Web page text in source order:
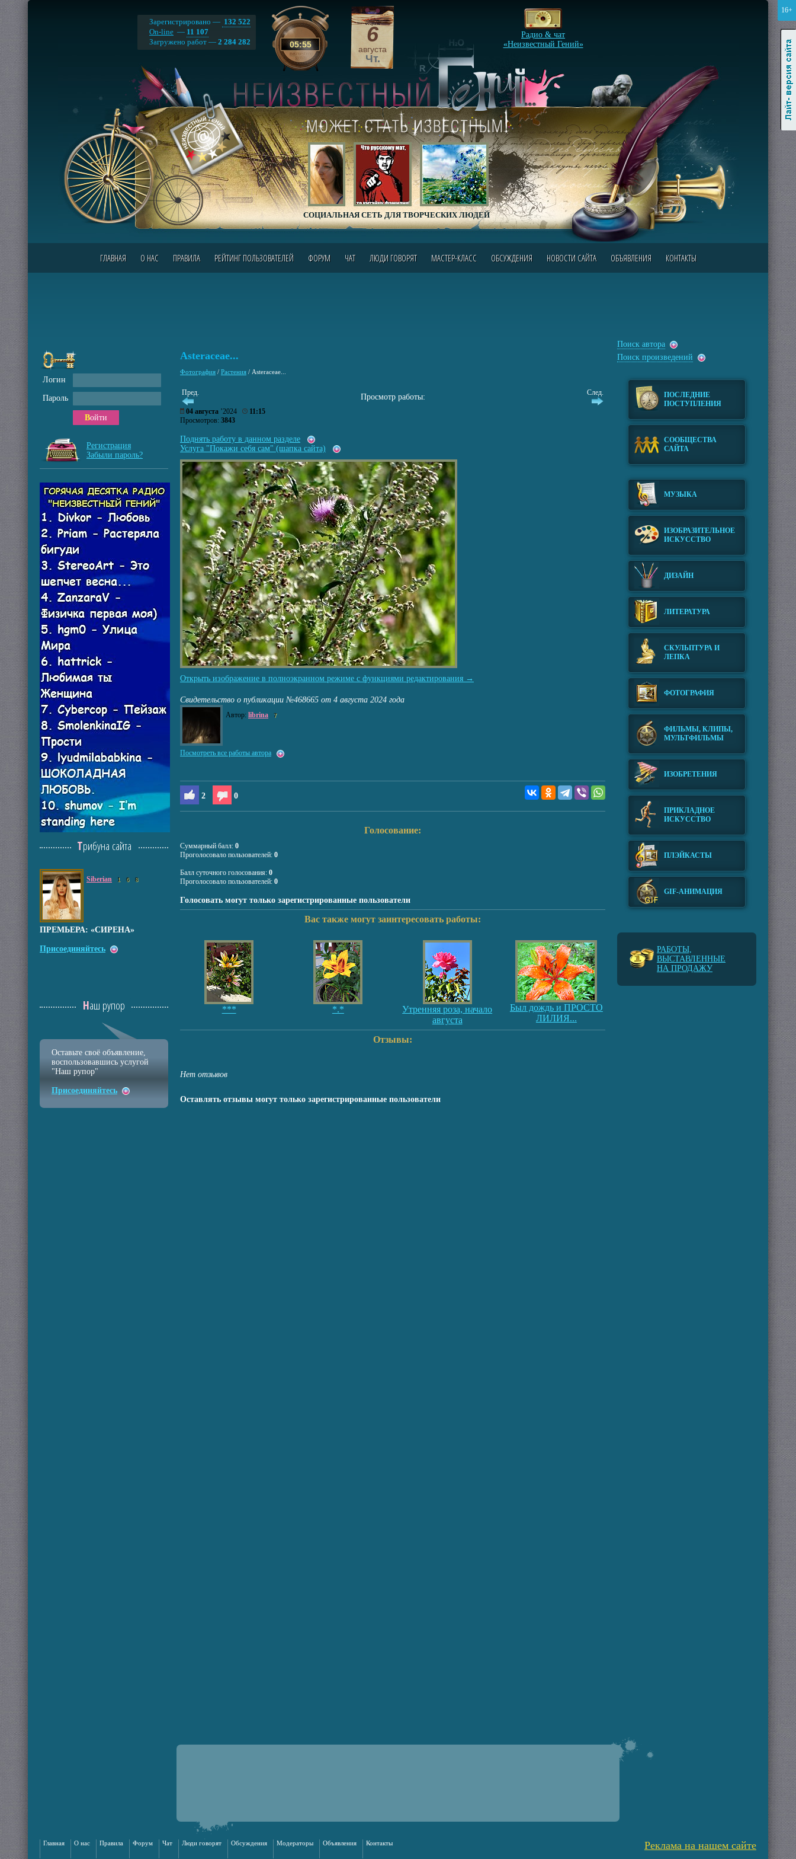
16+
05:55
Зарегистрировано — 132 522
On-line — 11 107
Загружено работ — 2 284 282 6
августа
Чт.
СОЦИАЛЬНАЯ СЕТЬ ДЛЯ ТВОРЧЕСКИХ ЛЮДЕЙ
Радио & чат
«Неизвестный Гений»
ГЛАВНАЯ О НАС ПРАВИЛА РЕЙТИНГ ПОЛЬЗОВАТЕЛЕЙ ФОРУМ ЧАТ ЛЮДИ ГОВОРЯТ МАСТЕР-КЛАСС ОБСУЖДЕНИЯ НОВОСТИ САЙТА ОБЪЯВЛЕНИЯ КОНТАКТЫ
Asteraceae...
Фотография / Растения / Asteraceae...
Пред. Просмотр работы: След.
04 августа ’2024
11:15
Просмотров: 3843
Поднять работу в данном разделе
Услуга "Покажи себя сам" (шапка сайта)
Открыть изображение в полноэкранном режиме с функциями редактирования →
Свидетельство о публикации №468665 от 4 августа 2024 года
Автор: librina 7
Посмотреть все работы автора
2 0
Голосование:
Суммарный балл: 0
Проголосовало пользователей: 0
Балл суточного голосования: 0
Проголосовало пользователей: 0
Голосовать могут только зарегистрированные пользователи
Вас также могут заинтересовать работы:
*** *.*
Утренняя роза, начало
августа
Был дождь и ПРОСТО
ЛИЛИЯ...
Отзывы:
Нет отзывов
Оставлять отзывы могут только зарегистрированные пользователи
Логин
Пароль
Войти
Регистрация
Забыли пароль?
Трибуна сайта
Siberian 1 6 8
ПРЕМЬЕРА: «СИРЕНА»
Присоединяйтесь
Наш рупор
Оставьте своё объявление,
воспользовавшись услугой
"Наш рупор"
Присоединяйтесь
Поиск автора
Поиск произведений
ПОСЛЕДНИЕ
ПОСТУПЛЕНИЯ
СООБЩЕСТВА
САЙТА
МУЗЫКА
ИЗОБРАЗИТЕЛЬНОЕ
ИСКУССТВО
ДИЗАЙН
ЛИТЕРАТУРА
СКУЛЬПТУРА И
ЛЕПКА
ФОТОГРАФИЯ
ФИЛЬМЫ, КЛИПЫ,
МУЛЬТФИЛЬМЫ
ИЗОБРЕТЕНИЯ
ПРИКЛАДНОЕ
ИСКУССТВО
ПЛЭЙКАСТЫ
GIF-АНИМАЦИЯ
РАБОТЫ,
ВЫСТАВЛЕННЫЕ
НА ПРОДАЖУ
Главная О нас Правила Форум Чат Люди говорят Обсуждения Модераторы Объявления Контакты Реклама на нашем сайте